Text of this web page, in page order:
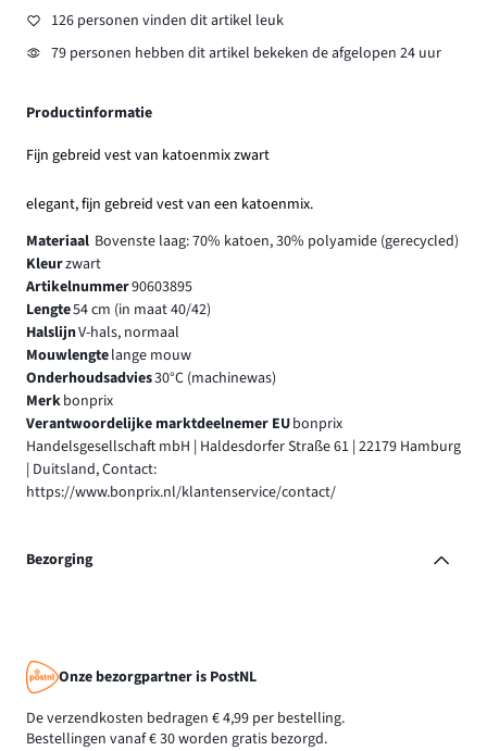
126 personen vinden dit artikel leuk
79 personen hebben dit artikel bekeken de afgelopen 24 uur
Productinformatie
Fijn gebreid vest van katoenmix zwart
elegant, fijn gebreid vest van een katoenmix.
Materiaal Bovenste laag: 70% katoen, 30% polyamide (gerecycled)
Kleurzwart
Artikelnummer90603895
Lengte54 cm (in maat 40/42)
HalslijnV-hals, normaal
Mouwlengtelange mouw
Onderhoudsadvies30°C (machinewas)
Merkbonprix
Verantwoordelijke marktdeelnemer EUbonprix
Handelsgesellschaft mbH | Haldesdorfer Straße 61 | 22179 Hamburg
| Duitsland, Contact:
https://www.bonprix.nl/klantenservice/contact/
Bezorging
Onze bezorgpartner is PostNL
De verzendkosten bedragen € 4,99 per bestelling.
Bestellingen vanaf € 30 worden gratis bezorgd.